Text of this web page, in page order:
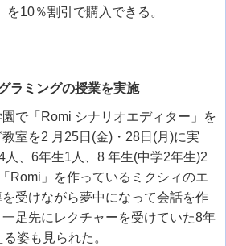
」を10％割引で購入できる。
ラミングの授業を実施
で「 Romi シナリオエディター」を
室を2 月 25日 (金) ・ 28日 (月 )に実
人、 6年生1 人、 8 年生(中学2年生)2
Romi 」を作っているミクシィのエ
受けながら夢中になって会話を作
足先にレクチャーを受けていた8年
姿も見られた。